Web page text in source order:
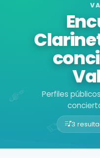
Perfiles
3
Buscador de músicos